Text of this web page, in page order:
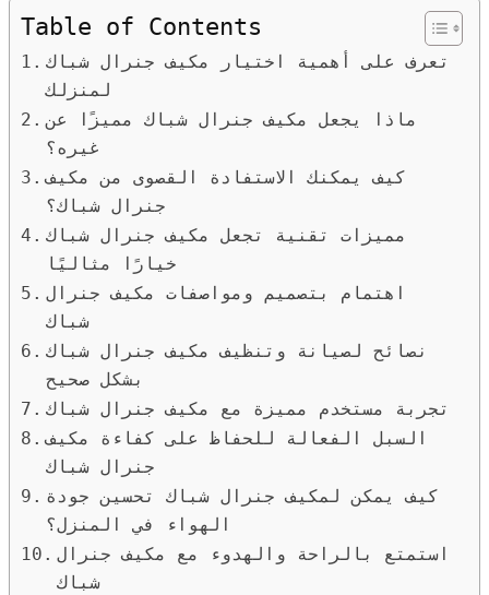
Table of Contents
تعرف على أهمية اختيار مكيف جنرال شباك
لمنزلك
ماذا يجعل مكيف جنرال شباك مميزًا عن
غيره؟
كيف يمكنك الاستفادة القصوى من مكيف
جنرال شباك؟
مميزات تقنية تجعل مكيف جنرال شباك
خيارًا مثاليًا
اهتمام بتصميم ومواصفات مكيف جنرال
شباك
نصائح لصيانة وتنظيف مكيف جنرال شباك
بشكل صحيح
تجربة مستخدم مميزة مع مكيف جنرال شباك
السبل الفعالة للحفاظ على كفاءة مكيف
جنرال شباك
كيف يمكن لمكيف جنرال شباك تحسين جودة
الهواء في المنزل؟
استمتع بالراحة والهدوء مع مكيف جنرال
شباك